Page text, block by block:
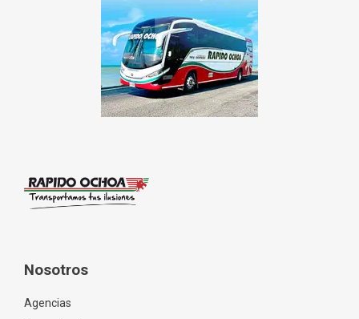
Nosotros
Agencias